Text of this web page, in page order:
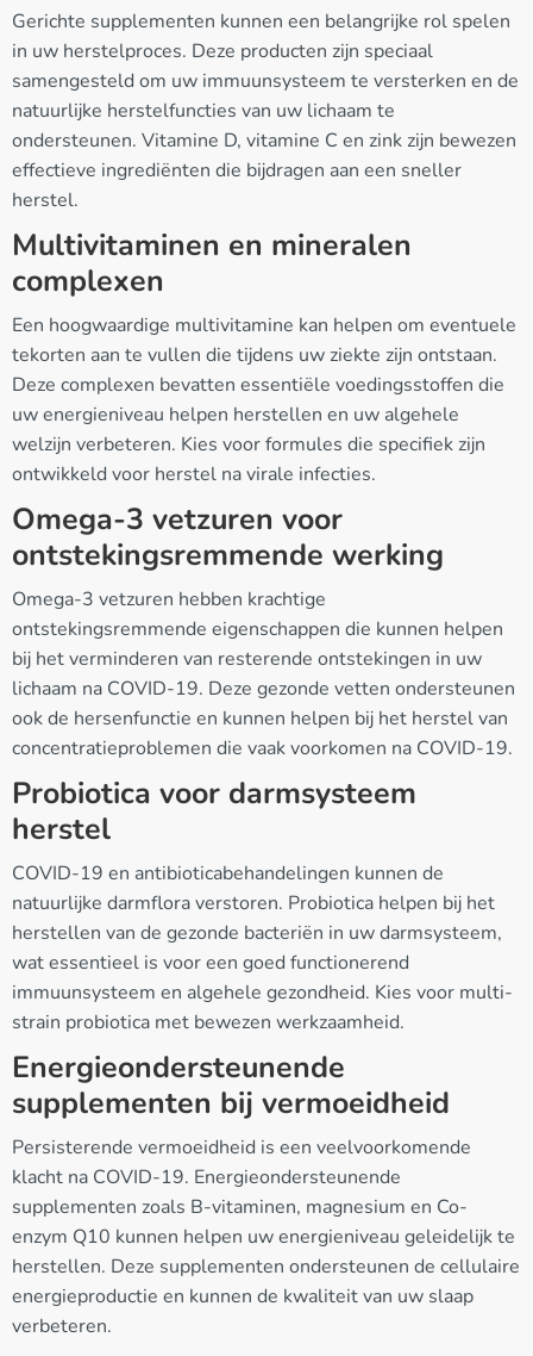
Gerichte supplementen kunnen een belangrijke rol spelen
in uw herstelproces. Deze producten zijn speciaal
samengesteld om uw immuunsysteem te versterken en de
natuurlijke herstelfuncties van uw lichaam te
ondersteunen. Vitamine D, vitamine C en zink zijn bewezen
effectieve ingrediënten die bijdragen aan een sneller
herstel.
Multivitaminen en mineralen
complexen
Een hoogwaardige multivitamine kan helpen om eventuele
tekorten aan te vullen die tijdens uw ziekte zijn ontstaan.
Deze complexen bevatten essentiële voedingsstoffen die
uw energieniveau helpen herstellen en uw algehele
welzijn verbeteren. Kies voor formules die specifiek zijn
ontwikkeld voor herstel na virale infecties.
Omega-3 vetzuren voor
ontstekingsremmende werking
Omega-3 vetzuren hebben krachtige
ontstekingsremmende eigenschappen die kunnen helpen
bij het verminderen van resterende ontstekingen in uw
lichaam na COVID-19. Deze gezonde vetten ondersteunen
ook de hersenfunctie en kunnen helpen bij het herstel van
concentratieproblemen die vaak voorkomen na COVID-19.
Probiotica voor darmsysteem
herstel
COVID-19 en antibioticabehandelingen kunnen de
natuurlijke darmflora verstoren. Probiotica helpen bij het
herstellen van de gezonde bacteriën in uw darmsysteem,
wat essentieel is voor een goed functionerend
immuunsysteem en algehele gezondheid. Kies voor multi-
strain probiotica met bewezen werkzaamheid.
Energieondersteunende
supplementen bij vermoeidheid
Persisterende vermoeidheid is een veelvoorkomende
klacht na COVID-19. Energieondersteunende
supplementen zoals B-vitaminen, magnesium en Co-
enzym Q10 kunnen helpen uw energieniveau geleidelijk te
herstellen. Deze supplementen ondersteunen de cellulaire
energieproductie en kunnen de kwaliteit van uw slaap
verbeteren.